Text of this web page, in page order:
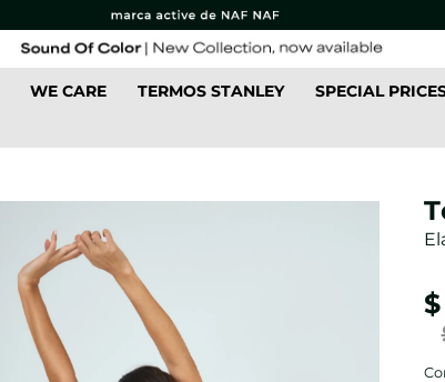
WE CARE TERMOS STANLEY SPECIAL
$